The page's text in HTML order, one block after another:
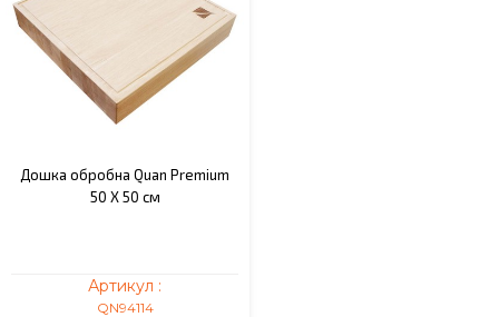
Дошка обробна Quan Premium
50 Х 50 см
Артикул :
QN94114